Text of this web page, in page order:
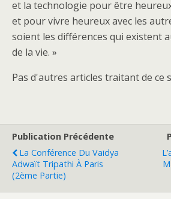
et la technologie pour être
et pour vivre heureux avec les
soient les différences qui existent
de la vie. »
Pas d'autres articles traitant de ce
Publication Précédente
La Conférence Du Vaidya
Adwaït Tripathi À Paris
(2ème Partie)